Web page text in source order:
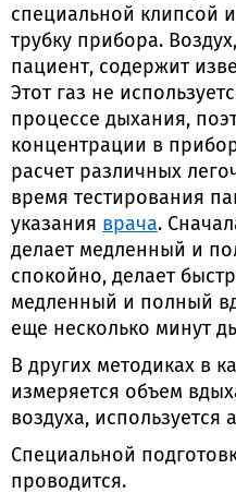
специальной клипсой
трубку прибора.
пациент, содержит
Этот газ не
процессе дыхания,
концентрации в
расчет различных
время тестирования
указания врача.
делает медленный и
спокойно, делает
медленный и полный
еще несколько минут
В других методиках в
измеряется объем
воздуха, используется
Специальной
проводится.